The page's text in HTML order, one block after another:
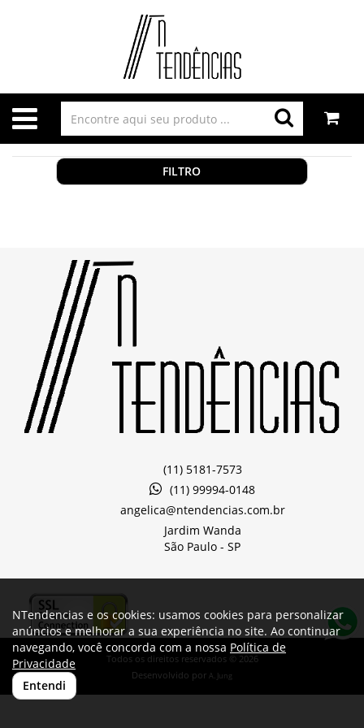
FILTRO
(11) 5181-7573
(11) 99994-0148
angelica@ntendencias.com.br
Jardim Wanda
São Paulo - SP
Todos os direitos reservados © 2026
Desenvolvido por A. Jung
NTendencias e os cookies: usamos cookies para personalizar
anúncios e melhorar a sua experiência no site. Ao continuar
navegando, você concorda com a nossa Política de
Privacidade
Entendi